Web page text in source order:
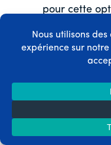
pour cette
peuvent
spécifiques
biais du
utilisateurs